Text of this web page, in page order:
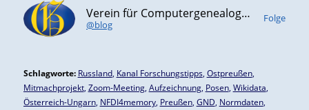
Verein für Computergenealogie e.V. (CompGen)
@blog
Folge
Schlagworte: Russland, Kanal Forschungstipps, Ostpreußen,
Mitmachprojekt, Zoom-Meeting, Aufzeichnung, Posen, Wikidata,
Österreich-Ungarn, NFDI4memory, Preußen, GND, Normdaten,